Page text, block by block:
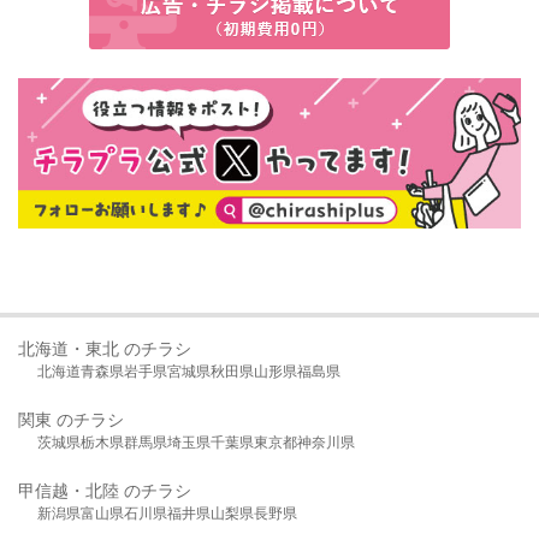
北海道・東北 のチラシ
北海道青森県岩手県宮城県秋田県山形県福島県
関東 のチラシ
茨城県栃木県群馬県埼玉県千葉県東京都神奈川県
甲信越・北陸 のチラシ
新潟県富山県石川県福井県山梨県長野県